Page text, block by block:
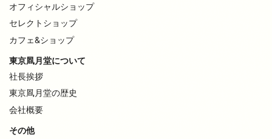
オフィシャルショップ
セレクトショップ
カフェ&ショップ
東京凮月堂について
社長挨拶
東京凮月堂の歴史
会社概要
その他